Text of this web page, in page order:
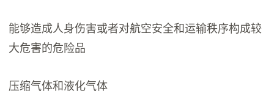
能够造成人身伤害或者对航空安全和运输秩序构成较
大危害的危险品
压缩气体和液化气体